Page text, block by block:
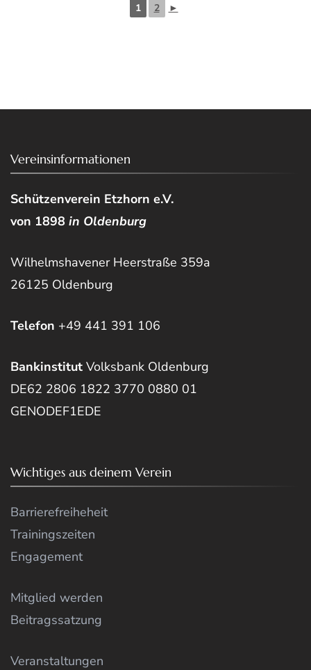
1 2 ►
Vereinsinformationen
Schützenverein Etzhorn e.V.
von 1898 in Oldenburg
Wilhelmshavener Heerstraße 359a
26125 Oldenburg
Telefon +49 441 391 106
Bankinstitut Volksbank Oldenburg
DE62 2806 1822 3770 0880 01
GENODEF1EDE
Wichtiges aus deinem Verein
Barrierefreiheheit
Trainingszeiten
Engagement
Mitglied werden
Beitragssatzung
Veranstaltungen